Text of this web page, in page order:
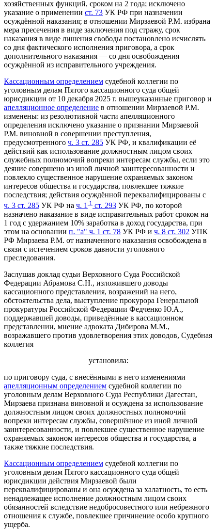
хозяйственных функций, сроком на 2 года; исключено
указание о применении ст. 73 УК РФ при назначении
осуждённой наказания; в отношении Мирзаевой P.M. избрана
мера пресечения в виде заключения под стражу, срок
наказания в виде лишения свободы постановлено исчислять
со дня фактического исполнения приговора, а срок
дополнительного наказания — со дня освобождения
осуждённой из исправительного учреждения.
Кассационным определением судебной коллегии по
уголовным делам Пятого кассационного суда общей
юрисдикции от 10 декабря 2025 г. вышеуказанные приговор и
апелляционное определение в отношении Мирзаевой P.M.
изменены: из резолютивной части апелляционного
определения исключено указание о признании Мирзаевой
P.M. виновной в совершении преступления,
предусмотренного ч. 3 ст. 285 УК РФ, и квалификации её
действий как использование должностным лицом своих
служебных полномочий вопреки интересам службы, если это
деяние совершено из иной личной заинтересованности и
повлекло существенное нарушение охраняемых законом
интересов общества и государства, повлекшее тяжкие
последствия; действия осуждённой переквалифицированы с
ч. 3 ст. 285 УК РФ на ч. 1 1 ст. 293 УК РФ, по которой
назначено наказание в виде исправительных работ сроком на
1 год с удержанием 10% заработка в доход государства, при
этом на основании п. "а" ч. 1 ст. 78 УК РФ и ч. 8 ст. 302 УПК
РФ Мирзаева P.M. от назначенного наказания освобождена в
связи с истечением сроков давности уголовного
преследования.
Заслушав доклад судьи Верховного Суда Российской
Федерации Абрамова С.Н., изложившего доводы
кассационного представления, возражений на него,
обстоятельства дела, выступление прокурора Генеральной
прокуратуры Российской Федерации Федченко Ю.А.,
поддержавшей доводы, приведённые в кассационном
представлении, мнение адвоката Дибирова М.М.,
возражавшего против удовлетворения этих доводов, Судебная
коллегия
установила:
по приговору суда, с внесёнными в него изменениями
апелляционным определением судебной коллегии по
уголовным делам Верховного Суда Республики Дагестан,
Мирзаева признана виновной и осуждена за использование
должностным лицом своих должностных полномочий
вопреки интересам службы, совершённое из иной личной
заинтересованности, и повлекшее существенное нарушение
охраняемых законом интересов общества и государства, а
также тяжкие последствия.
Кассационным определением судебной коллегии по
уголовным делам Пятого кассационного суда общей
юрисдикции действия Мирзаевой были
переквалифицированы и она осуждена за халатность, то есть
ненадлежащее исполнение должностным лицом своих
обязанностей вследствие недобросовестного или небрежного
отношения к службе, повлекшее причинение особо крупного
ущерба.